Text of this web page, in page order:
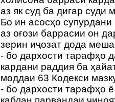
аз як суд ба дигар суди
Бо ин асосҳо
аз оғози баррасии он
зерин иҷозат дода
- бо дархости тарафҳо
кардани раддия ба
моддаи 63 Кодекси
- бо дархости тарафҳо